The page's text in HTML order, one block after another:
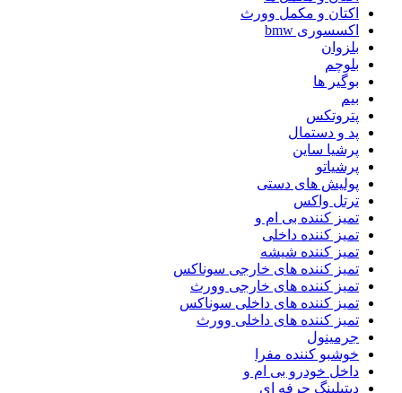
اکتان و مکمل وورث
اکسسوری bmw
بلزوان
بلوچم
بوگیر ها
بیم
پتروتکس
پد و دستمال
پرشیا ساین
پرشیاتو
پولیش های دستی
ترتل واکس
تمیز کننده بی ام و
تمیز کننده داخلی
تمیز کننده شیشه
تمیز کننده های خارجی سوناکس
تمیز کننده های خارجی وورث
تمیز کننده های داخلی سوناکس
تمیز کننده های داخلی وورث
جرمینول
خوشبو کننده مفرا
داخل خودرو بی ام و
دیتیلینگ حرفه ای